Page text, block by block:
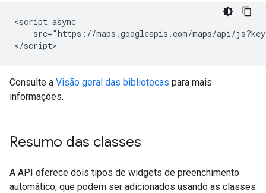
<script async
src="https://maps.googleapis.com/maps/api/
</script>
Consulte a Visão geral das bibliotecas para mais
informações.
Resumo das classes
A API oferece dois tipos de widgets de preenchimento
automático, que podem ser adicionados usando as classes